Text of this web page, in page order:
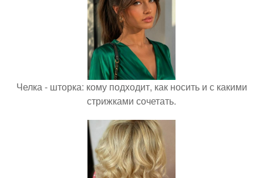
Челка - шторка: кому подходит, как носить и с какими
стрижками сочетать.